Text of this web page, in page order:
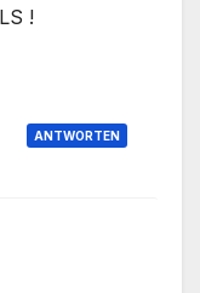
!
ANTWORTEN